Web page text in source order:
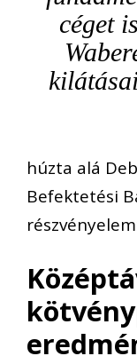
céget
húzta alá
Befektetési